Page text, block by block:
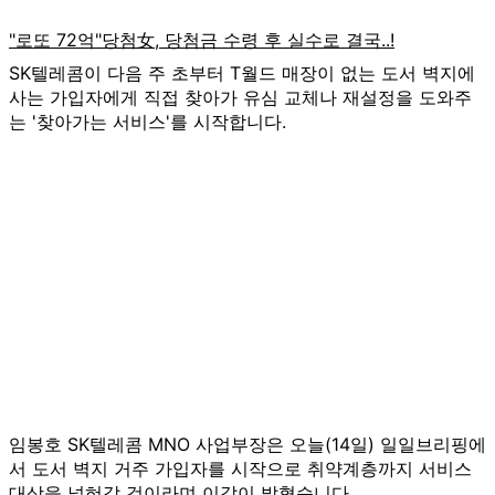
SK텔레콤이 다음 주 초부터 T월드 매장이 없는 도서 벽지에
사는 가입자에게 직접 찾아가 유심 교체나 재설정을 도와주
는 '찾아가는 서비스'를 시작합니다.
임봉호 SK텔레콤 MNO 사업부장은 오늘(14일) 일일브리핑에
서 도서 벽지 거주 가입자를 시작으로 취약계층까지 서비스